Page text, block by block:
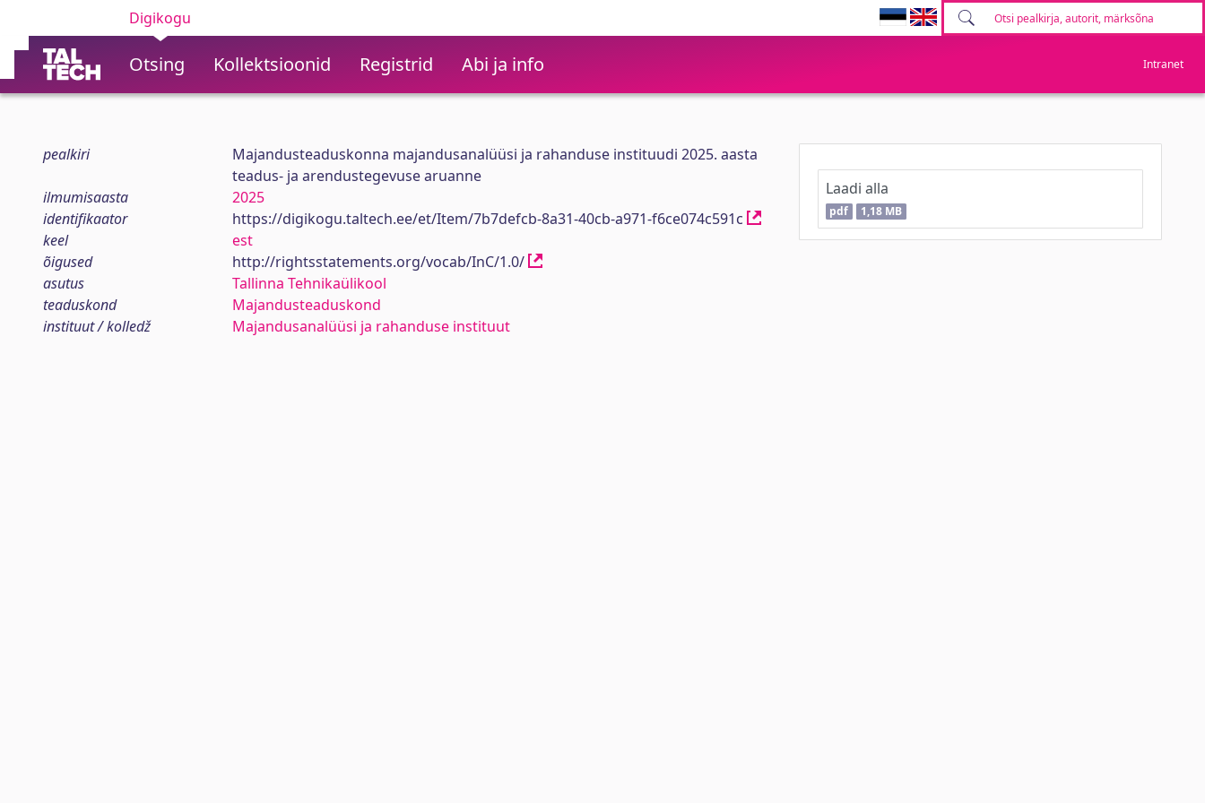
Digikogu
Otsing Kollektsioonid Registrid Abi ja info Intranet
pealkiri
Majandusteaduskonna majandusanalüüsi ja rahanduse instituudi 2025. aasta
teadus- ja arendustegevuse aruanne
ilmumisaasta
2025
identifikaator
https://digikogu.taltech.ee/et/Item/7b7defcb-8a31-40cb-a971-f6ce074c591c
keel
est
õigused
http://rightsstatements.org/vocab/InC/1.0/
asutus
Tallinna Tehnikaülikool
teaduskond
Majandusteaduskond
instituut / kolledž
Majandusanalüüsi ja rahanduse instituut
Laadi alla
pdf 1,18 MB